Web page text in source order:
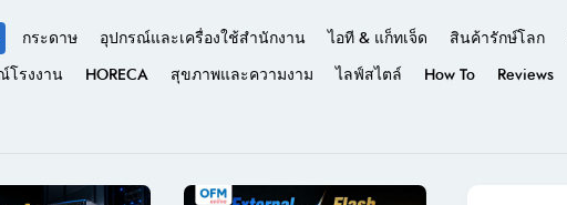
กระดาษ อุปกรณ์และเครื่องใช้สำนักงาน ไอที & แก็ทเจ็ด สินค้ารักษ์โลก
โรงงาน
HORECA สุขภาพและความงาม ไลฟ์สไตล์ How To Reviews